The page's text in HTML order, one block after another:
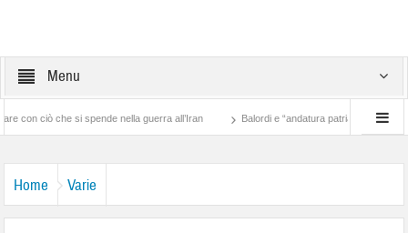
Menu
si spende nella guerra all’Iran Balordi e “andatura patriarcale” Santo
Home Varie